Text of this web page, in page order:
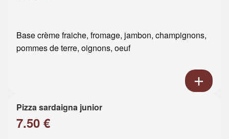
Base crème fraiche, fromage, jambon, champignons,
pommes de terre, oignons, oeuf
Pizza sardaigna junior
7.50 €